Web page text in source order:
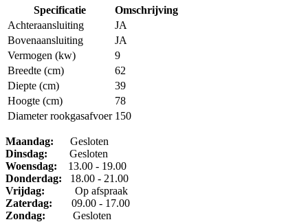
Specificatie
Omschrijving
Achteraansluiting
JA
Bovenaansluiting
JA
Vermogen (kw)
9
Breedte (cm)
62
Diepte (cm)
39
Hoogte (cm)
78
Diameter rookgasafvoer 150
Maandag: Gesloten
Dinsdag: Gesloten
Woensdag: 13.00 - 19.00
Donderdag: 18.00 - 21.00
Vrijdag:
Op afspraak
Zaterdag: 09.00 - 17.00
Zondag: Gesloten